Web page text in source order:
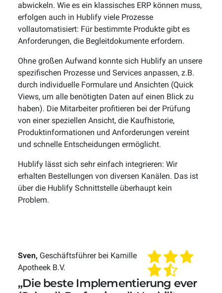
abwickeln. Wie es ein klassisches ERP können muss,
erfolgen auch in Hublify viele Prozesse
vollautomatisiert: Für bestimmte Produkte gibt es
Anforderungen, die Begleitdokumente erfordern.
Ohne großen Aufwand konnte sich Hublify an unsere
spezifischen Prozesse und Services anpassen, z.B.
durch individuelle Formulare und Ansichten (Quick
Views, um alle benötigten Daten auf einen Blick zu
haben). Die Mitarbeiter profitieren bei der Prüfung
von einer speziellen Ansicht, die Kaufhistorie,
Produktinformationen und Anforderungen vereint
und schnelle Entscheidungen ermöglicht.
Hublify lässt sich sehr einfach integrieren: Wir
erhalten Bestellungen von diversen Kanälen. Das ist
über die Hublify Schnittstelle überhaupt kein
Problem.
Sven, Geschäftsführer bei Kamille
Apotheek B.V.
„Die beste Implementierung ever